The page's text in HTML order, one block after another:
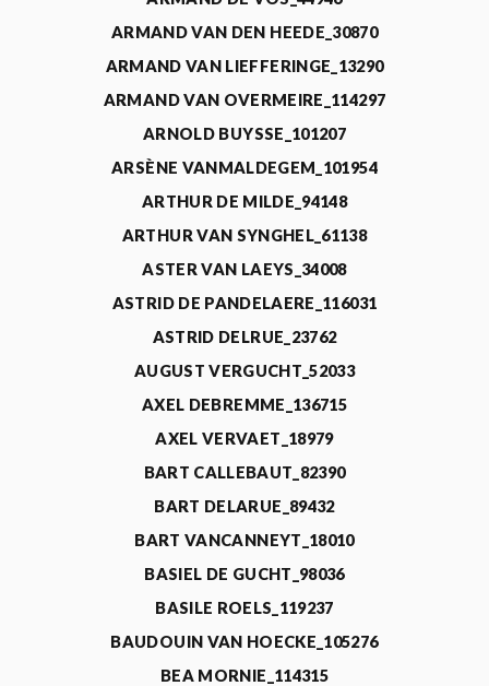
ARMAND VAN DEN HEEDE_30870
ARMAND VAN LIEFFERINGE_13290
ARMAND VAN OVERMEIRE_114297
ARNOLD BUYSSE_101207
ARSÈNE VANMALDEGEM_101954
ARTHUR DE MILDE_94148
ARTHUR VAN SYNGHEL_61138
ASTER VAN LAEYS_34008
ASTRID DE PANDELAERE_116031
ASTRID DELRUE_23762
AUGUST VERGUCHT_52033
AXEL DEBREMME_136715
AXEL VERVAET_18979
BART CALLEBAUT_82390
BART DELARUE_89432
BART VANCANNEYT_18010
BASIEL DE GUCHT_98036
BASILE ROELS_119237
BAUDOUIN VAN HOECKE_105276
BEA MORNIE_114315